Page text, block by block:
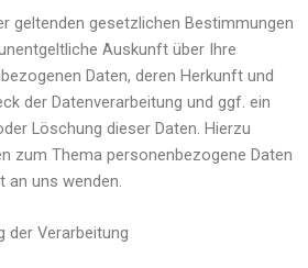
geltenden gesetzlichen Bestimmungen
Auskunft über Ihre
Daten, deren Herkunft und
der Datenverarbeitung und ggf. ein
Löschung dieser Daten. Hierzu
zum Thema personenbezogene Daten
an uns wenden.
der Verarbeitung